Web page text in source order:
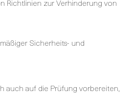
Richtlinien zur Verhinderung von
Sicherheits- und
auch auf die Prüfung vorbereiten,